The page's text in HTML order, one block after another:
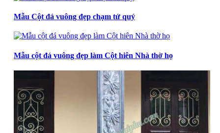
Mẫu Cột đá vuông đẹp chạm tứ quý
Mẫu cột đá vuông đẹp làm Cột hiên Nhà thờ họ